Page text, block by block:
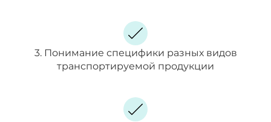
3. Понимание специфики разных видов
транспортируемой продукции